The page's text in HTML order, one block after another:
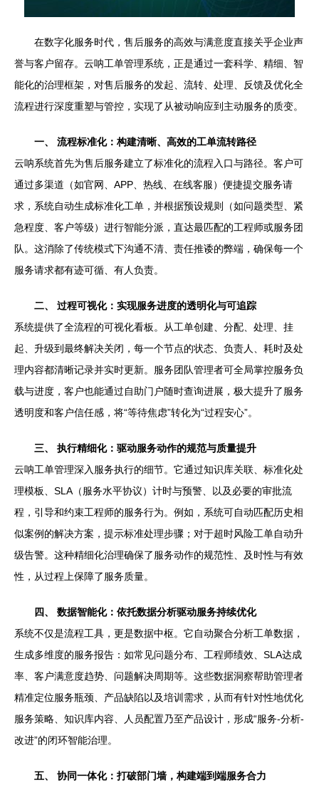
在数字化服务时代，售后服务的高效与满意度直接关乎企业声
誉与客户留存。云呐工单管理系统，正是通过一套科学、精细、智
能化的治理框架，对售后服务的发起、流转、处理、反馈及优化全
流程进行深度重塑与管控，实现了从被动响应到主动服务的质变。
一、 流程标准化：构建清晰、高效的工单流转路径
云呐系统首先为售后服务建立了标准化的流程入口与路径。客户可
通过多渠道（如官网、APP、热线、在线客服）便捷提交服务请
求，系统自动生成标准化工单，并根据预设规则（如问题类型、紧
急程度、客户等级）进行智能分派，直达最匹配的工程师或服务团
队。这消除了传统模式下沟通不清、责任推诿的弊端，确保每一个
服务请求都有迹可循、有人负责。
二、 过程可视化：实现服务进度的透明化与可追踪
系统提供了全流程的可视化看板。从工单创建、分配、处理、挂
起、升级到最终解决关闭，每一个节点的状态、负责人、耗时及处
理内容都清晰记录并实时更新。服务团队管理者可全局掌控服务负
载与进度，客户也能通过自助门户随时查询进展，极大提升了服务
透明度和客户信任感，将“等待焦虑”转化为“过程安心”。
三、 执行精细化：驱动服务动作的规范与质量提升
云呐工单管理深入服务执行的细节。它通过知识库关联、标准化处
理模板、SLA（服务水平协议）计时与预警、以及必要的审批流
程，引导和约束工程师的服务行为。例如，系统可自动匹配历史相
似案例的解决方案，提示标准处理步骤；对于超时风险工单自动升
级告警。这种精细化治理确保了服务动作的规范性、及时性与有效
性，从过程上保障了服务质量。
四、 数据智能化：依托数据分析驱动服务持续优化
系统不仅是流程工具，更是数据中枢。它自动聚合分析工单数据，
生成多维度的服务报告：如常见问题分布、工程师绩效、SLA达成
率、客户满意度趋势、问题解决周期等。这些数据洞察帮助管理者
精准定位服务瓶颈、产品缺陷以及培训需求，从而有针对性地优化
服务策略、知识库内容、人员配置乃至产品设计，形成“服务-分析-
改进”的闭环智能治理。
五、 协同一体化：打破部门墙，构建端到端服务合力